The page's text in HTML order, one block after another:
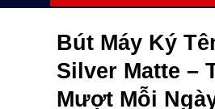
Bút Máy Ký
Silver Matte –
Mượt Mỗi